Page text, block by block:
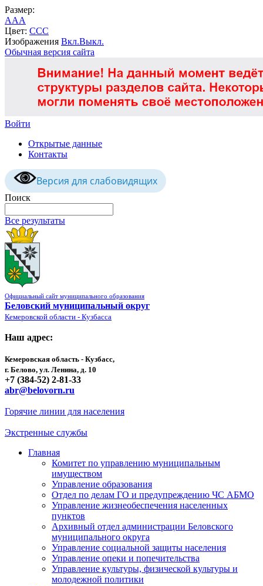
Размер:
AAA
Цвет: CCC
Изображения Вкл.Выкл.
Обычная версия сайта
Войти
Открытые данные
Контакты
Версия для слабовидящих
Поиск
Все результаты
Официальный сайт муниципального образования
Беловский муниципальный округ
Кемеровской области - Кузбасса
Наш адрес:
Кемеровская область - Кузбасс,
г. Белово, ул. Ленина, д. 10
+7 (384-52) 2-81-33
abr@belovorn.ru
Горячие линии для населения
Экстренные службы
Главная
Комитет по управлению муниципальным
имуществом
Управление образования
Отдел по делам ГО и предупреждению ЧС АБМО
Управление жизнеобеспечения населенных
пунктов
Архивный отдел администрации Беловского
муниципального округа
Управление социальной защиты населения
Управление опеки и попечительства
Управление культуры, физической культуры и
молодежной политики